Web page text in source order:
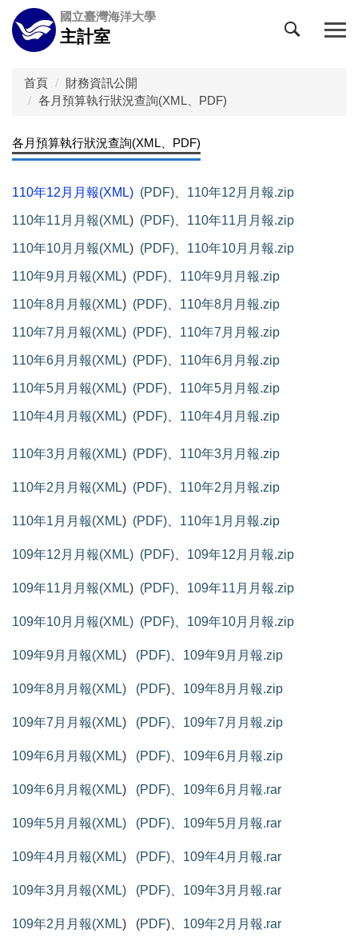
跳
到
主
國立臺灣海洋大學
主計室
首頁
財務資訊公開
各月預算執行狀況查詢(XML、PDF)
各月預算執行狀況查詢(XML、PDF)
110年12月月報(XML) (PDF) 110年12月月報.zip
110年11月月報(XML) (PDF) 110年11月月報.zip
110年10月月報(XML) (PDF) 110年10月月報.zip
110年9月月報(XML) (PDF) 110年9月月報.zip
110年8月月報(XML) (PDF) 110年8月月報.zip
110年7月月報(XML) (PDF) 110年7月月報.zip
110年6月月報(XML) (PDF) 110年6月月報.zip
110年5月月報(XML) (PDF) 110年5月月報.zip
110年4月月報(XML) (PDF) 110年4月月報.zip
110年3月月報(XML) (PDF) 110年3月月報.zip
110年2月月報(XML) (PDF) 110年2月月報.zip
110年1月月報(XML) (PDF) 110年1月月報.zip
109年12月月報(XML) (PDF) 109年12月月報.zip
109年11月月報(XML) (PDF) 109年11月月報.zip
109年10月月報(XML) (PDF) 109年10月月報.zip
109年9月月報(XML) (PDF) 109年9月月報.zip
109年8月月報(XML) (PDF)、 109年8月月報.zip
109年7月月報(XML) (PDF) 109年7月月報.zip
109年6月月報(XML) (PDF) 109年6月月報.zip
109年6月月報(XML) (PDF) 109年6月月報.rar
109年5月月報(XML) (PDF) 109年5月月報.rar
109年4月月報(XML) (PDF) 109年4月月報.rar
109年3月月報(XML) (PDF) 109年3月月報.rar
109年2月月報(XML) (PDF)、 109年2月月報.rar